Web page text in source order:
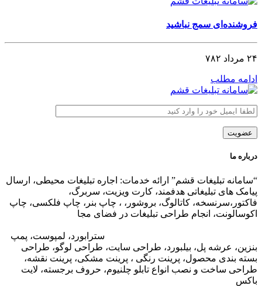
فروشنده‌ای سمج نباشید
۲۴ مرداد ۷۸۲
ادامه مطلب
درباره ما
“سامانه تبلیغات قشم” ارائه خدمات: اجاره تبلیغات محیطی، ارسال
پیامک های تبلیغاتی هدفمند، کارت ویزیت، سربرگ،
فاکتور،سرنسخه، کاتالوگ، بروشور، ، چاپ بنر، چاپ فلکسی، چاپ
اکوسالونت، انجام طراحی تبلیغات در فضای مجا
سترابورد، لمپوست، پمپ
بنزین، عرشه پل، بیلبورد، طراحی سایت، طراحی لوگو، طراحی
بسته بندی محصول، پرینت رنگی ، پرینت مشکی، پرینت نقشه،
طراحی ساخت و نصب انواع تابلو چلنیوم، حروف برجسته، لایت
باکس